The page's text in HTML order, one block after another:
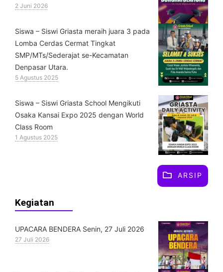
2 Juni 2026
Siswa – Siswi Griasta meraih juara 3 pada
Lomba Cerdas Cermat Tingkat
SMP/MTs/Sederajat se-Kecamatan
Denpasar Utara.
5 Agustus 2025
Siswa – Siswi Griasta School Mengikuti
Osaka Kansai Expo 2025 dengan World
Class Room
1 Agustus 2025
ARSIP
Kegiatan
UPACARA BENDERA Senin, 27 Juli 2026
27 Juli 2026